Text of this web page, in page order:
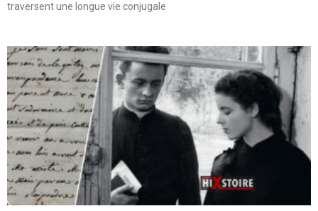
traversent une longue vie conjugale